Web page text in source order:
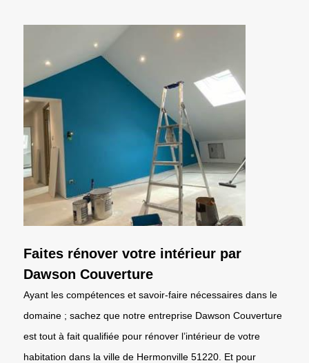
Faites rénover votre intérieur par
Dawson Couverture
Ayant les compétences et savoir-faire nécessaires dans le
domaine ; sachez que notre entreprise Dawson Couverture
est tout à fait qualifiée pour rénover l’intérieur de votre
habitation dans la ville de Hermonville 51220. Et pour